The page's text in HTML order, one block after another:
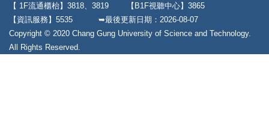
【 1F流通櫃枱】3818、3819
【B1F視聽中心】3865
【資訊服務】5535
2026-08-07
➥最後更新日期：
Copyright © 2020 Chang Gung University of Science and Technology.
All Rights Reserved.